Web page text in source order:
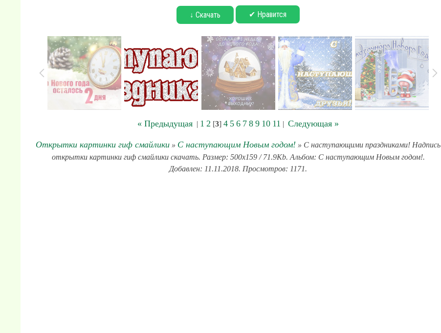
↓ Скачать ✔ Нравится
« Предыдущая | 1 2 [3] 4 5 6 7 8 9 10 11 | Следующая »
Открытки картинки гиф смайлики » С наступающим Новым годом! » С наступающими праздниками! Надпись
открытки картинки гиф смайлики скачать. Размер: 500x159 / 71.9Kb. Альбом: С наступающим Новым годом!.
Добавлен: 11.11.2018. Просмотров: 1171.